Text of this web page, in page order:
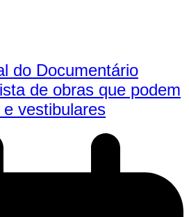
do Documentário
de obras que podem
vestibulares